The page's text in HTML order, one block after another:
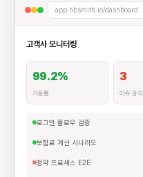
app.hbsmith.io/dashboard
고객사 모니터링
99.2%
가동률
3
이슈 감지
로그인 플로우 검증
보험료 계산 시나리오
청약 프로세스 E2E